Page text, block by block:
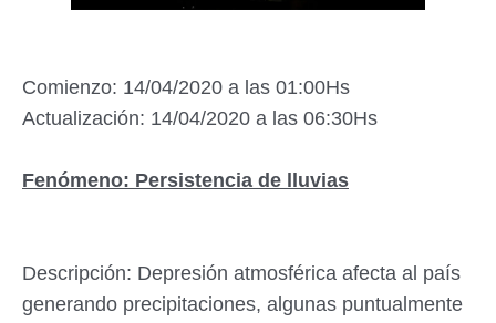
Comienzo: 14/04/2020 a las 01:00Hs
Actualización: 14/04/2020 a las 06:30Hs
Fenómeno: Persistencia de lluvias
Descripción: Depresión atmosférica afecta al país
generando precipitaciones, algunas puntualmente